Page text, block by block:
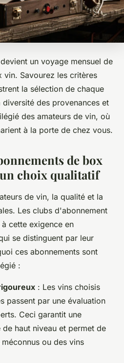
un voyage mensuel de
Savourez les critères
la sélection de chaque
des provenances et
des amateurs de vin, où
à la porte de chez vous.
de box
choix qualitatif
de vin, la qualité et la
Les clubs d'abonnement
cette exigence en
se distinguent par leur
ces abonnements sont
:
: Les vins choisis
passent par une évaluation
Ceci garantit une
haut niveau et permet de
ou des vins